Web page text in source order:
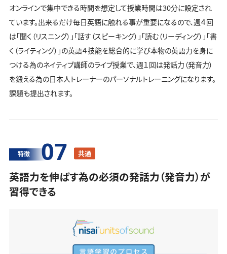
オンラインで集中できる時間を想定して授業時間は30分に設定され
ています。出来るだけ毎日英語に触れる事が重要になるので、週４回
は「聞く（リスニング）」「話す（スピーキング）」「読む（リーディング）」「書
く（ライティング）」の英語４技能を総合的に学び本物の英語力を身に
つける為のネイティブ講師のライブ授業で、週１回は発話力（発音力）
を鍛える為の日本人トレーナーのパーソナルトレーニングになります。
課題も提出されます。
特徴 07 共通
英語力を伸ばす為の必須の発話力（発音力）が
習得できる